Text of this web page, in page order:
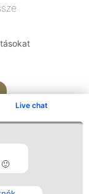
Live chat